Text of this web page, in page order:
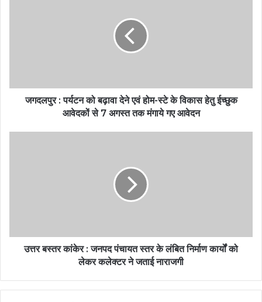
जगदलपुर : पर्यटन को बढ़ावा देने एवं होम-स्टे के विकास हेतु ईच्छुक
आवेदकों से 7 अगस्त तक मंगाये गए आवेदन
उत्तर बस्तर कांकेर : जनपद पंचायत स्तर के लंबित निर्माण कार्यों को
लेकर कलेक्टर ने जताई नाराजगी